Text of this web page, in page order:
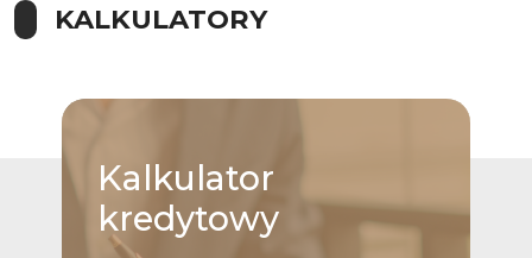
KALKULATORY
Kalkulator
kredytowy